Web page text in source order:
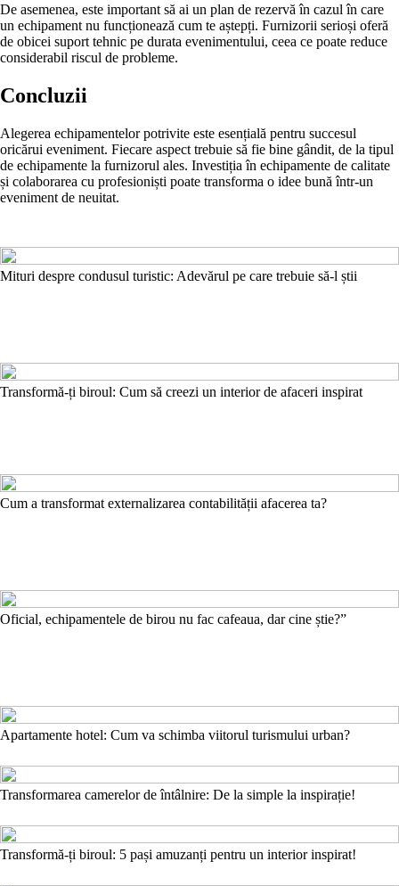
De asemenea, este important să ai un plan de rezervă în cazul în care
un echipament nu funcționează cum te aștepți. Furnizorii serioși oferă
de obicei suport tehnic pe durata evenimentului, ceea ce poate reduce
considerabil riscul de probleme.
Concluzii
Alegerea echipamentelor potrivite este esențială pentru succesul
oricărui eveniment. Fiecare aspect trebuie să fie bine gândit, de la tipul
de echipamente la furnizorul ales. Investiția în echipamente de calitate
și colaborarea cu profesioniști poate transforma o idee bună într-un
eveniment de neuitat.
Mituri despre condusul turistic: Adevărul pe care trebuie să-l știi
Transformă-ți biroul: Cum să creezi un interior de afaceri inspirat
Cum a transformat externalizarea contabilității afacerea ta?
Oficial, echipamentele de birou nu fac cafeaua, dar cine știe?”
Apartamente hotel: Cum va schimba viitorul turismului urban?
Transformarea camerelor de întâlnire: De la simple la inspirație!
Transformă-ți biroul: 5 pași amuzanți pentru un interior inspirat!